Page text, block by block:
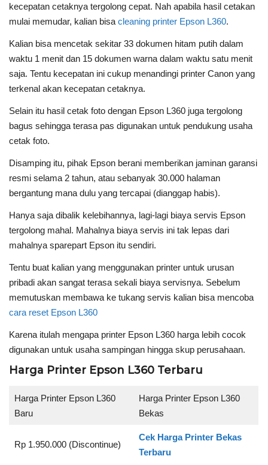
kecepatan cetaknya tergolong cepat. Nah apabila hasil cetakan
mulai memudar, kalian bisa cleaning printer Epson L360.
Kalian bisa mencetak sekitar 33 dokumen hitam putih dalam
waktu 1 menit dan 15 dokumen warna dalam waktu satu menit
saja. Tentu kecepatan ini cukup menandingi printer Canon yang
terkenal akan kecepatan cetaknya.
Selain itu hasil cetak foto dengan Epson L360 juga tergolong
bagus sehingga terasa pas digunakan untuk pendukung usaha
cetak foto.
Disamping itu, pihak Epson berani memberikan jaminan garansi
resmi selama 2 tahun, atau sebanyak 30.000 halaman
bergantung mana dulu yang tercapai (dianggap habis).
Hanya saja dibalik kelebihannya, lagi-lagi biaya servis Epson
tergolong mahal. Mahalnya biaya servis ini tak lepas dari
mahalnya sparepart Epson itu sendiri.
Tentu buat kalian yang menggunakan printer untuk urusan
pribadi akan sangat terasa sekali biaya servisnya. Sebelum
memutuskan membawa ke tukang servis kalian bisa mencoba
cara reset Epson L360
Karena itulah mengapa printer Epson L360 harga lebih cocok
digunakan untuk usaha sampingan hingga skup perusahaan.
Harga Printer Epson L360 Terbaru
Harga Printer Epson L360
Baru
Harga Printer Epson L360
Bekas
Rp 1.950.000 (Discontinue)
Cek Harga Printer Bekas
Terbaru